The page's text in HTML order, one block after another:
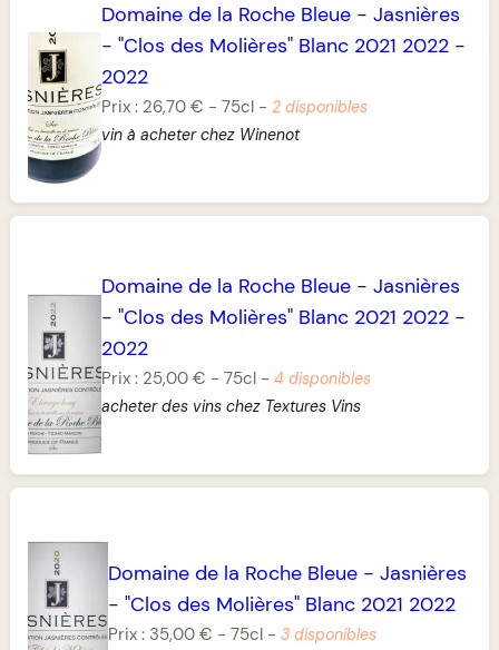
Domaine de la Roche Bleue -Jasnières
-"Clos des Molières" Blanc 2021 2022 -
2022
Prix : 26,70 € -75cl -2 disponibles
vin à acheter chez Winenot
Domaine de la Roche Bleue -Jasnières
-"Clos des Molières" Blanc 2021 2022 -
2022
Prix : 25,00 € -75cl -4 disponibles
acheter des vins chez Textures Vins
Domaine de la Roche Bleue- Jasnières
- "Clos des Molières" Blanc 2021 2022
Prix : 35,00 € - 75cl- 3 disponibles